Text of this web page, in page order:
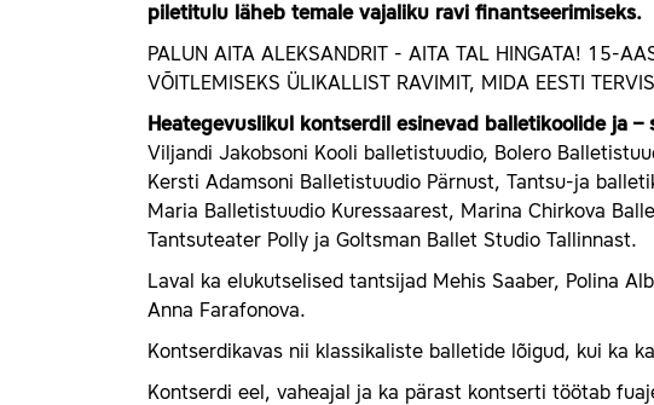
piletitulu läheb temale vajaliku ravi finantseerimiseks.
PALUN AITA ALEKSANDRIT - AITA TAL HINGATA! 15-
VÕITLEMISEKS ÜLIKALLIST RAVIMIT, MIDA EESTI
Heategevuslikul kontserdil esinevad balletikoolide ja
Viljandi Jakobsoni Kooli balletistuudio, Bolero
Kersti Adamsoni Balletistuudio Pärnust, Tantsu-ja
Maria Balletistuudio Kuressaarest, Marina Chirkova
Tantsuteater Polly ja Goltsman Ballet Studio Tallinnast.
Laval ka elukutselised tantsijad Mehis Saaber, Polina
Anna Farafonova.
Kontserdikavas nii klassikaliste balletide lõigud, kui ka
Kontserdi eel, vaheajal ja ka pärast kontserti töötab